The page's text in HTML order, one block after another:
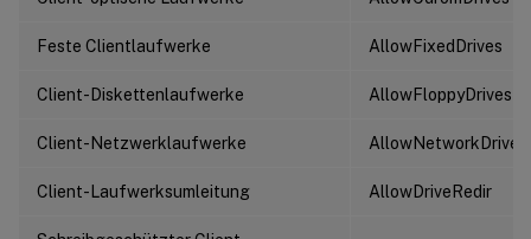
Feste Clientlaufwerke AllowFixedDrives
Client-Diskettenlaufwerke AllowFloppyDrives
Client-Netzwerklaufwerke AllowNetworkDrives
Client-Laufwerksumleitung AllowDriveRedir